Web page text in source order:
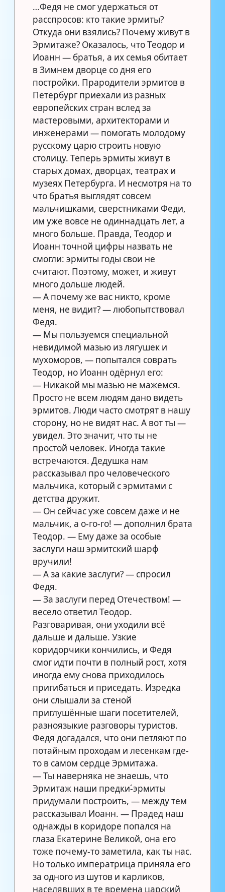
…Федя не смог удержаться от
расспросов: кто такие эрмиты?
Откуда они взялись? Почему живут в
Эрмитаже? Оказалось, что Теодор и
Иоанн — братья, а их семья обитает
в Зимнем дворце со дня его
постройки. Прародители эрмитов в
Петербург приехали из разных
европейских стран вслед за
мастеровыми, архитекторами и
инженерами — помогать молодому
русскому царю строить новую
столицу. Теперь эрмиты живут в
старых домах, дворцах, театрах и
музеях Петербурга. И несмотря на то
что братья выглядят совсем
мальчишками, сверстниками Феди,
им уже вовсе не одиннадцать лет, а
много больше. Правда, Теодор и
Иоанн точной цифры назвать не
смогли: эрмиты годы свои не
считают. Поэтому, может, и живут
много дольше людей.
— А почему же вас никто, кроме
меня, не видит? — любопытствовал
Федя.
— Мы пользуемся специальной
невидимой мазью из лягушек и
мухоморов, — попытался соврать
Теодор, но Иоанн одёрнул его:
— Никакой мы мазью не мажемся.
Просто не всем людям дано видеть
эрмитов. Люди часто смотрят в нашу
сторону, но не видят нас. А вот ты —
увидел. Это значит, что ты не
простой человек. Иногда такие
встречаются. Дедушка нам
рассказывал про человеческого
мальчика, который с эрмитами с
детства дружит.
— Он сейчас уже совсем даже и не
мальчик, а о-го-го! — дополнил брата
Теодор. — Ему даже за особые
заслуги наш эрмитский шарф
вручили!
— А за какие заслуги? — спросил
Федя.
— За заслуги перед Отечеством! —
весело ответил Теодор.
Разговаривая, они уходили всё
дальше и дальше. Узкие
коридорчики кончились, и Федя
смог идти почти в полный рост, хотя
иногда ему снова приходилось
пригибаться и приседать. Изредка
они слышали за стеной
приглушённые шаги посетителей,
разноязыкие разговоры туристов.
Федя догадался, что они петляют по
потайным проходам и лесенкам где-
то в самом сердце Эрмитажа.
— Ты наверняка не знаешь, что
Эрмитаж наши предки-́эрмиты
придумали построить, — между тем
рассказывал Иоанн. — Прадед наш
однажды в коридоре попался на
глаза Екатерине Великой, она его
тоже почему-то заметила, как ты нас.
Но только императрица приняла его
за одного из шутов и карликов,
населявших в те времена царский